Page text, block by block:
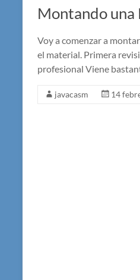
Montando una
Voy a comenzar a
el material. Primera
profesional Viene
javacasm 14